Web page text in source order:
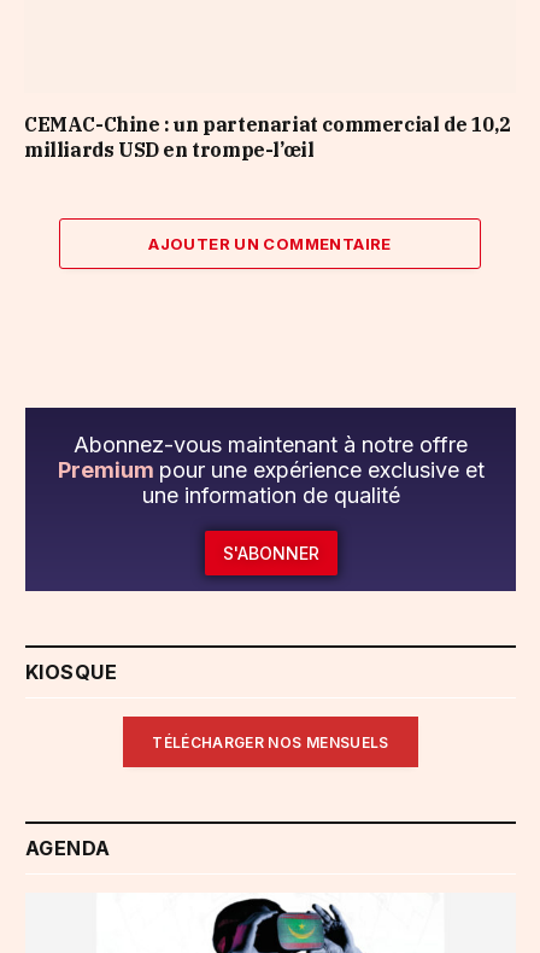
CEMAC-Chine : un partenariat commercial de 10,2
milliards USD en trompe-l’œil
AJOUTER UN COMMENTAIRE
Abonnez-vous maintenant à notre offre
Premium pour une expérience exclusive et
une information de qualité
S'ABONNER
KIOSQUE
TÉLÉCHARGER NOS MENSUELS
AGENDA